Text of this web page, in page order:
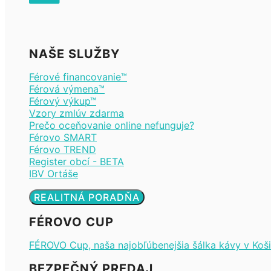
NAŠE SLUŽBY
Férové financovanie™
Férová výmena™
Férový výkup™
Vzory zmlúv zdarma
Prečo oceňovanie online nefunguje?
Férovo SMART
Férovo TREND
Register obcí - BETA
IBV Ortáše
REALITNÁ PORADŇA
FÉROVO CUP
FÉROVO Cup, naša najobľúbenejšia šálka kávy v